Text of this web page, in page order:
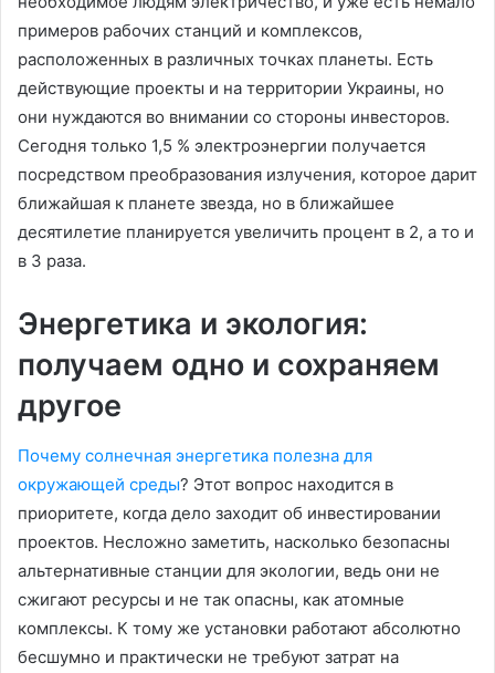
примеров рабочих станций и комплексов,
расположенных в различных точках планеты. Есть
действующие проекты и на территории Украины, но
они нуждаются во внимании со стороны инвесторов.
Сегодня только 1,5 % электроэнергии получается
посредством преобразования излучения, которое дарит
ближайшая к планете звезда, но в ближайшее
десятилетие планируется увеличить процент в 2, а то и
в 3 раза.
Энергетика и экология:
получаем одно и сохраняем
другое
Почему солнечная энергетика полезна для
окружающей среды? Этот вопрос находится в
приоритете, когда дело заходит об инвестировании
проектов. Несложно заметить, насколько безопасны
альтернативные станции для экологии, ведь они не
сжигают ресурсы и не так опасны, как атомные
комплексы. К тому же установки работают абсолютно
бесшумно и практически не требуют затрат на